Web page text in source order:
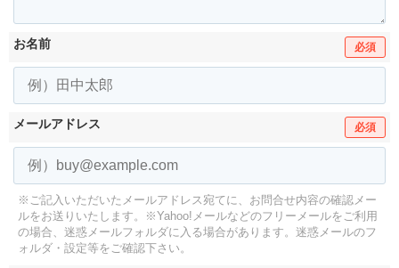
お名前 必須
メールアドレス 必須
※ご記入いただいたメールアドレス宛てに、お問合せ内容の確認メー
ルをお送りいたします。
※Yahoo!メールなどのフリーメールをご利用
の場合、迷惑メールフォルダに入る場合があります。 迷惑メールのフ
ォルダ・設定等をご確認下さい。